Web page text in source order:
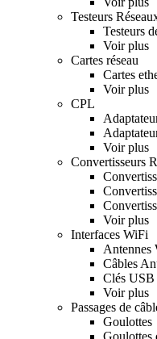
Testeurs
Testeurs
Voir plus
Cartes réseau
Cartes
Voir plus
CPL
Voir plus
Convertisseurs
Voir plus
Interfaces WiFi
Antennes
Câbles
Clés
Voir plus
Passages de
Goulottes
Goulottes